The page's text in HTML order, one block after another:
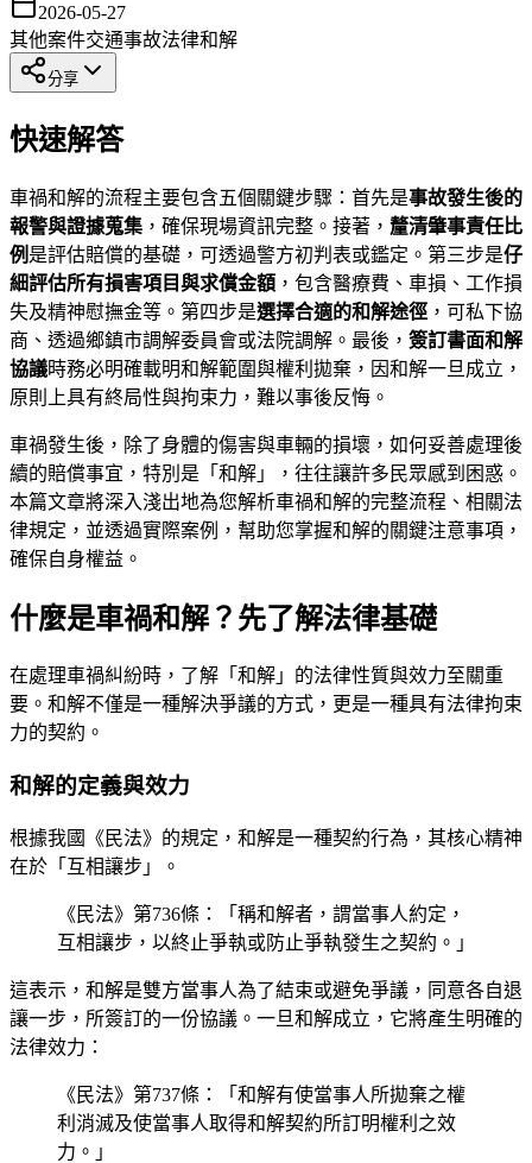
2026-05-27
其他案件交通事故法律和解
分享
快速解答
車禍和解的流程主要包含五個關鍵步驟：首先是事故發生後的
報警與證據蒐集 ，確保現場資訊完整。接著， 釐清肇事責任比
例 是評估賠償的基礎，可透過警方初判表或鑑定。第三步是仔
細評估所有損害項目與求償金額 ，包含醫療費、車損、工作損
失及精神慰撫金等。第四步是選擇合適的和解途徑 ，可私下協
商、透過鄉鎮市調解委員會或法院調解。最後， 簽訂書面和解
協議時務必明確載明和解範圍與權利拋棄，因和解一旦成立，
原則上具有終局性與拘束力，難以事後反悔。
車禍發生後，除了身體的傷害與車輛的損壞，如何妥善處理後
續的賠償事宜，特別是「和解」，往往讓許多民眾感到困惑。
本篇文章將深入淺出地為您解析車禍和解的完整流程、相關法
律規定，並透過實際案例，幫助您掌握和解的關鍵注意事項，
確保自身權益。
什麼是車禍和解？先了解法律基礎
在處理車禍糾紛時，了解「和解」的法律性質與效力至關重
要。和解不僅是一種解決爭議的方式，更是一種具有法律拘束
力的契約。
和解的定義與效力
根據我國《民法》的規定，和解是一種契約行為，其核心精神
在於「互相讓步」。
《民法》第736條：「稱和解者，謂當事人約定，
互相讓步，以終止爭執或防止爭執發生之契約。」
這表示，和解是雙方當事人為了結束或避免爭議，同意各自退
讓一步，所簽訂的一份協議。一旦和解成立，它將產生明確的
法律效力：
《民法》第737條：「和解有使當事人所拋棄之權
利消滅及使當事人取得和解契約所訂明權利之效
力。」